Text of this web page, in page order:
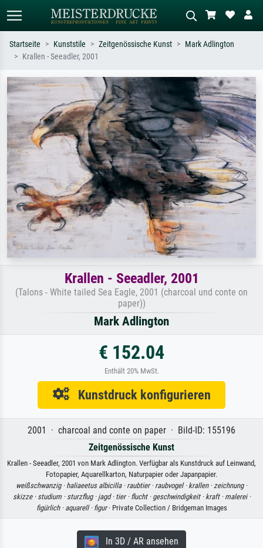
Suchen Sie nach Künstlern, Werktiteln
oder Stilen – z.B. Monet,
Sternennacht, Impressionismus, Welle
Hokusai, Akt.
Beschreiben Sie die Szene – z.B. Grüne
Wiese, Abstrakt mit viel Rot, Dunkles
Ölgemälde, Stehender Akt neben einem
Baum.
Startseite Kunststile Zeitgenössische Kunst
Mark Adlington
Krallen - Seeadler, 2001
Krallen - Seeadler, 2001
(Talons - White tailed Sea Eagle, 2001 (charcoal und conte on
paper))
Mark Adlington
€ 152.04
Enthält 20% MwSt.
Kunstdruck konfigurieren
2001 · charcoal and conte on paper · Bild-ID: 155196
Zeitgenössische Kunst
Krallen - Seeadler, 2001 von Mark Adlington. Verfügbar als Kunstdruck auf Leinwand,
Fotopapier, Aquarellkarton, Naturpapier oder Japanpapier.
weißschwanzig · haliaeetus albicilla · raubtier · raubvogel · krallen ·zeichnung ·
skizze · studium · sturzflug · jagd · tier · flucht · geschwindigkeit · kraft · malerei ·
figürlich · aquarell · figur· Private Collection / Bridgeman Images
In 3D / AR ansehen